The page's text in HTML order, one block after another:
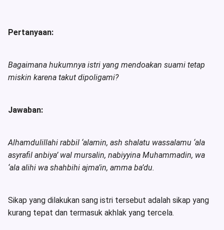
Pertanyaan:
Bagaimana hukumnya istri yang mendoakan suami tetap
miskin karena takut dipoligami?
Jawaban:
Alhamdulillahi rabbil ‘alamin, ash shalatu wassalamu ‘ala
asyrafil anbiya’ wal mursalin, nabiyyina Muhammadin, wa
‘ala alihi wa shahbihi ajma’in, amma ba’du.
Sikap yang dilakukan sang istri tersebut adalah sikap yang
kurang tepat dan termasuk akhlak yang tercela.